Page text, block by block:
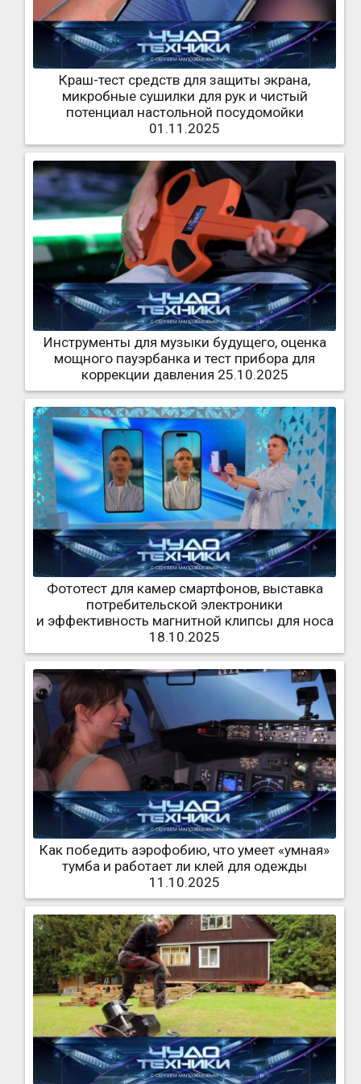
Краш-тест средств для защиты экрана,
микробные сушилки для рук и чистый
потенциал настольной посудомойки
01.11.2025
Инструменты для музыки будущего, оценка
мощного пауэрбанка и тест прибора для
коррекции давления 25.10.2025
Фототест для камер смартфонов, выставка
потребительской электроники
и эффективность магнитной клипсы для носа
18.10.2025
Как победить аэрофобию, что умеет «умная»
тумба и работает ли клей для одежды
11.10.2025